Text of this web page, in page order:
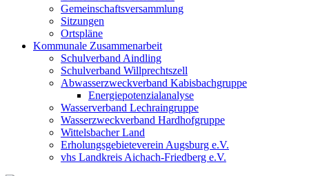
Gemeinschaftsversammlung
Sitzungen
Ortspläne
Kommunale Zusammenarbeit
Schulverband Aindling
Schulverband Willprechtszell
Abwasserzweckverband Kabisbachgruppe
Energiepotenzialanalyse
Wasserverband Lechraingruppe
Wasserzweckverband Hardhofgruppe
Wittelsbacher Land
Erholungsgebieteverein Augsburg e.V.
vhs Landkreis Aichach-Friedberg e.V.